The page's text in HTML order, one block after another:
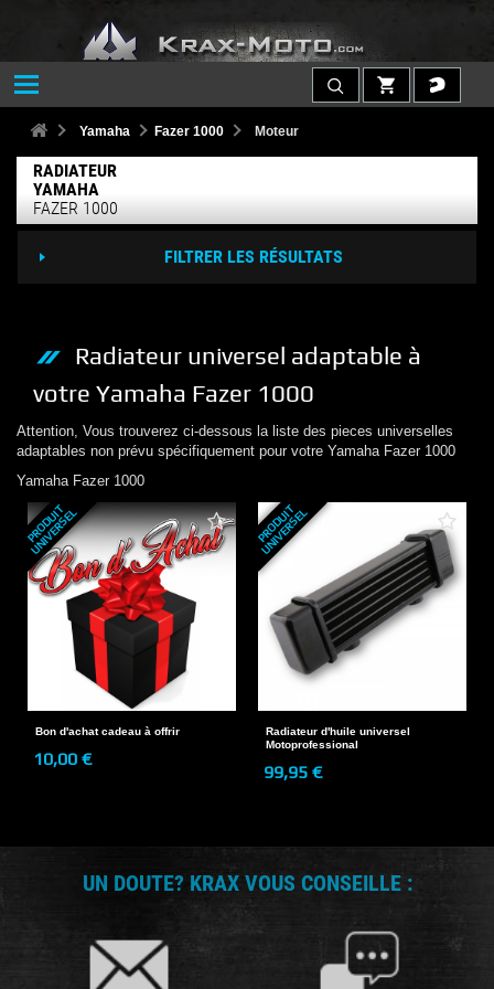
Yamaha Fazer 1000 Moteur
RADIATEUR
YAMAHA
FAZER 1000
FILTRER LES RÉSULTATS
Radiateur universel adaptable à
votre Yamaha Fazer 1000
Attention, Vous trouverez ci-dessous la liste des pieces universelles
adaptables non prévu spécifiquement pour votre Yamaha Fazer 1000
Yamaha Fazer 1000
P
R
O
D
U
I
T
U
N
I
V
E
R
S
E
L
Bon d'achat cadeau à offrir
10,00 €
P
R
O
D
U
I
T
U
N
I
V
E
R
S
E
L
Radiateur d'huile universel
Motoprofessional
99,95 €
UN DOUTE? KRAX VOUS CONSEILLE :